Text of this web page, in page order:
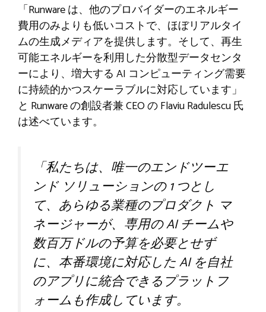
「Runware は、他のプロバイダーのエネルギー
費用のみよりも低いコストで、ほぼリアルタイ
ムの生成メディアを提供します。そして、再生
可能エネルギーを利用した分散型データセンタ
ーにより、増大する AI コンピューティング需要
に持続的かつスケーラブルに対応しています」
と Runware の創設者兼 CEO の Flaviu Radulescu 氏
は述べています。
「私たちは、唯一のエンドツーエ
ンド ソリューションの 1 つとし
て、あらゆる業種のプロダクト マ
ネージャーが、専用の AI チームや
数百万ドルの予算を必要とせず
に、本番環境に対応した AI を自社
のアプリに統合できるプラットフ
ォームも作成しています。